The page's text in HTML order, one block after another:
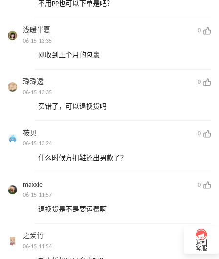
不用PP也可以下单是吧？
浅暖半夏
0
06-15 13:35
刚收到上个月的包裹
璐璐透
0
06-15 13:35
买错了，可以退换货吗
莜贝
0
06-15 13:24
什么时候方扣鞋还出男款了？
maxxie
0
06-15 11:57
退换货是不是要运费啊
之爱竹
0
06-15 11:54
返利
客服